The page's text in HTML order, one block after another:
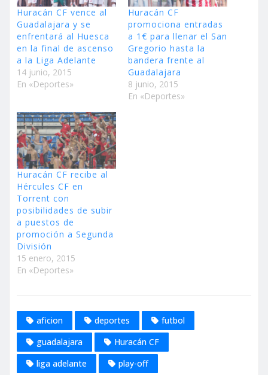
Huracán CF vence al
Guadalajara y se
enfrentará al Huesca
en la final de ascenso
a la Liga Adelante
14 junio, 2015
En «Deportes»
Huracán CF
promociona entradas
a 1€ para llenar el San
Gregorio hasta la
bandera frente al
Guadalajara
8 junio, 2015
En «Deportes»
Huracán CF recibe al
Hércules CF en
Torrent con
posibilidades de subir
a puestos de
promoción a Segunda
División
15 enero, 2015
En «Deportes»
aficion deportes
futbol
guadalajara
Huracán CF
liga adelante
play-off